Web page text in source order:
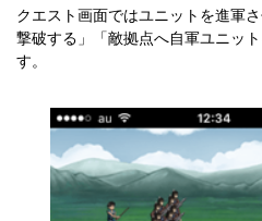
クエスト画面ではユニットを進軍
撃破する」「敵拠点へ自軍ユニッ
す。